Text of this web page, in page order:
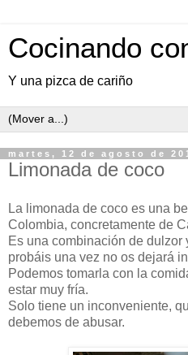
Cocinando
Y una pizca de cariño
martes, 12 de agosto de
Limonada de coco
La limonada de coco es una
Colombia, concretamente de
Es una combinación de dulzor
probáis una vez no os dejará
Podemos tomarla con la
estar muy fría.
Solo tiene un inconveniente,
debemos de abusar.